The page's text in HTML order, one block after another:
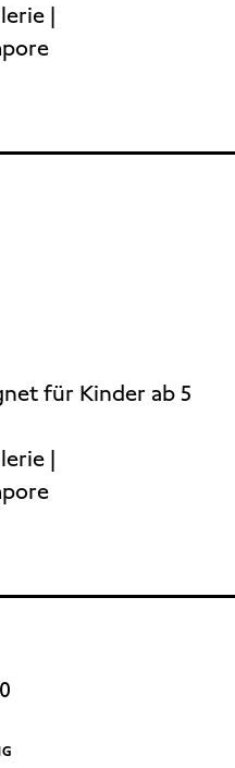
|
für Kinder ab 5
|